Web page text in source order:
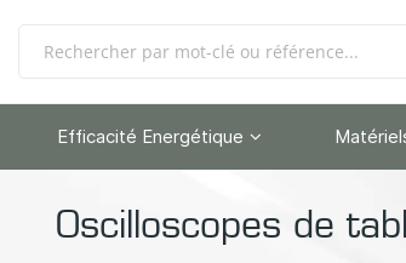
Efficacité Energétique
Oscilloscopes de